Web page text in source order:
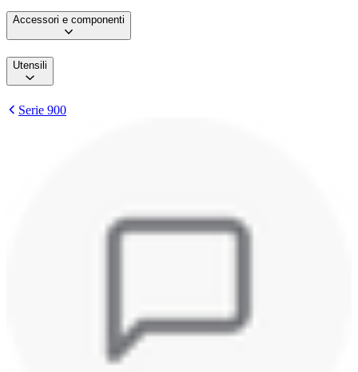
Accessori e componenti
Utensili
Serie 900